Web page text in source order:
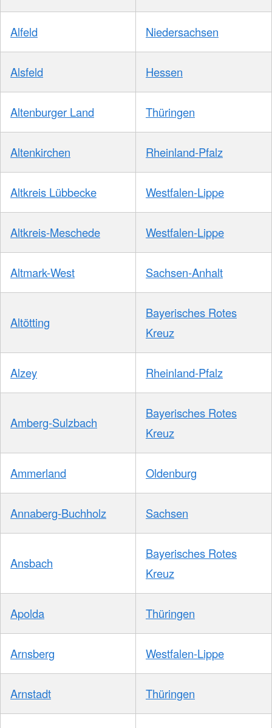
Alfeld Niedersachsen
Alsfeld Hessen
Altenburger Land Thüringen
Altenkirchen Rheinland-Pfalz
Altkreis Lübbecke Westfalen-Lippe
Altkreis-Meschede Westfalen-Lippe
Altmark-West Sachsen-Anhalt
Altötting
Bayerisches Rotes
Kreuz
Alzey Rheinland-Pfalz
Amberg-Sulzbach
Bayerisches Rotes
Kreuz
Ammerland Oldenburg
Annaberg-Buchholz Sachsen
Ansbach
Bayerisches Rotes
Kreuz
Apolda Thüringen
Arnsberg Westfalen-Lippe
Arnstadt Thüringen